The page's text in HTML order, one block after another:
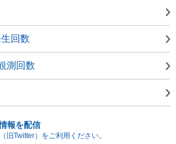
回数
測回数
報を配信
旧Twitter）をご利用ください。